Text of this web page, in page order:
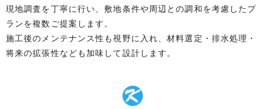
現地調査を丁寧に行い、敷地条件や周辺との調和を考慮したプ
ランを複数ご提案します。
施工後のメンテナンス性も視野に入れ、材料選定・排水処理・
将来の拡張性なども加味して設計します。